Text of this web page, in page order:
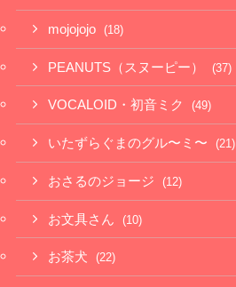
mojojojo (18)
PEANUTS（スヌーピー） (37)
VOCALOID・初音ミク (49)
いたずらぐまのグル〜ミ〜 (21)
おさるのジョージ (12)
お文具さん (10)
お茶犬 (22)